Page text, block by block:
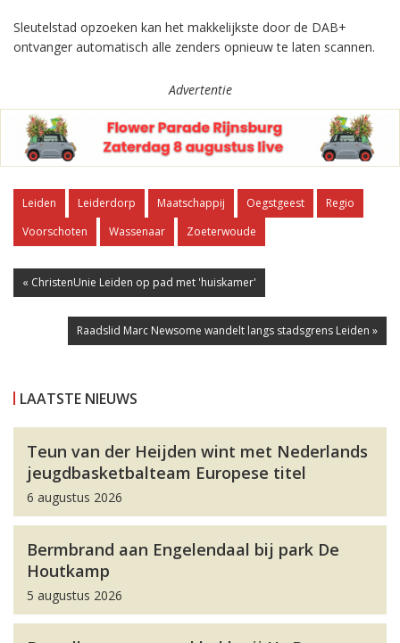
Sleutelstad opzoeken kan het makkelijkste door de DAB+
ontvanger automatisch alle zenders opnieuw te laten scannen.
Advertentie
Leiden Leiderdorp Maatschappij Oegstgeest
Regio
Voorschoten
Wassenaar Zoeterwoude
« ChristenUnie Leiden op pad met 'huiskamer'
Raadslid Marc Newsome wandelt langs stadsgrens Leiden »
LAATSTE NIEUWS
Teun van der Heijden wint met Nederlands
jeugdbasketbalteam Europese titel
6 augustus 2026
Bermbrand aan Engelendaal bij park De
Houtkamp
5 augustus 2026